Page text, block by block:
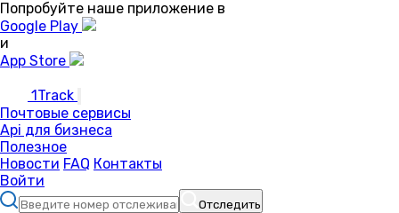
Попробуйте наше приложение в
Google Play
и
App Store
1Track
Почтовые сервисы
Api для бизнеса
Полезное
Новости FAQ Контакты
Войти
Отследить